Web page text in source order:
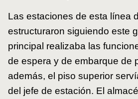
Las estaciones de esta línea
estructuraron siguiendo este
principal realizaba las
de espera y de embarque de
además, el piso superior
del jefe de estación. El